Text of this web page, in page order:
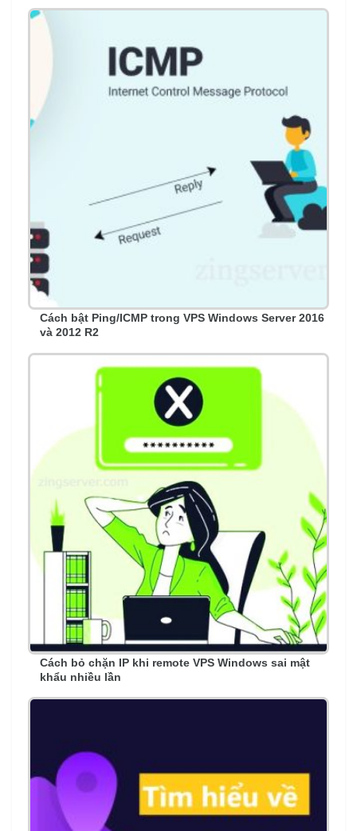
Cách bật Ping/ICMP trong VPS Windows Server 2016
và 2012 R2
Cách bỏ chặn IP khi remote VPS Windows sai mật
khẩu nhiều lần